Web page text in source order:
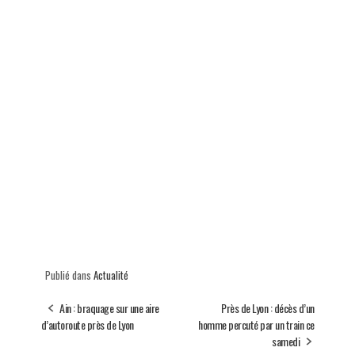
Publié dans Actualité
Ain : braquage sur une aire
d’autoroute près de Lyon
Près de Lyon : décès d’un
homme percuté par un train ce
samedi